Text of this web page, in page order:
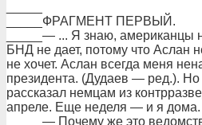
_____ФРАГМЕНТ ПЕРВЫЙ.
_____— ... Я знаю, американцы
БНД не дает, потому что Аслан
не хочет. Аслан всегда меня
президента. (Дудаев — ред.). Но
рассказал немцам из
апреле. Еще неделя — и я дома.
_____— Почему же это